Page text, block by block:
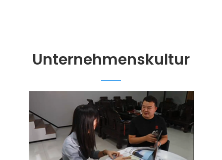
Unternehmenskultur